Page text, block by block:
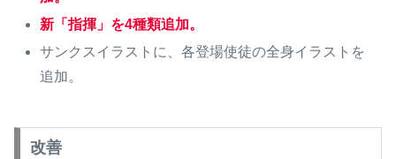
新「指揮」を4種類追加。
サンクスイラストに、各登場使徒の全身イラストを
追加。
改善